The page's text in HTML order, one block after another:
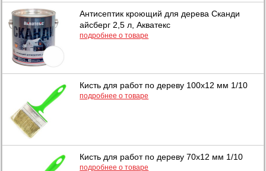
Антисептик кроющий для дерева Сканди
айсберг 2,5 л, Акватекс
подробнее о товаре
Кисть для работ по дереву 100х12 мм 1/10
подробнее о товаре
Кисть для работ по дереву 70х12 мм 1/10
подробнее о товаре